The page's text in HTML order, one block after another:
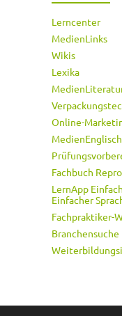
Lerncenter
MedienLinks
Wikis
Lexika
Online-
MedienEnglisch
Fachbuch
LernApp
Einfacher
Fachpraktiker-
Branchensuche